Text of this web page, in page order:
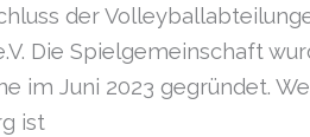
der
Die Spielgemeinschaft
im Juni 2023 gegründet.
ist